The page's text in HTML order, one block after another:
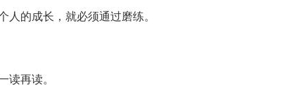
人的成长，就必须通过磨练。
读再读。